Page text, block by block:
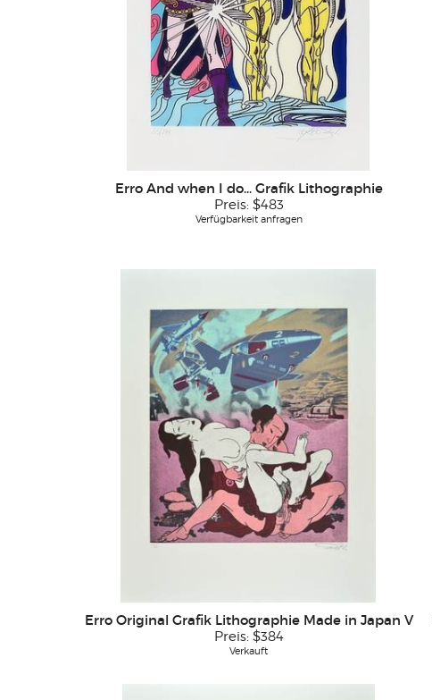
Erro And when I do... Grafik Lithographie
Preis: $483
Verfügbarkeit anfragen
Erro Original Grafik Lithographie Made in Japan V
Preis: $384
Verkauft